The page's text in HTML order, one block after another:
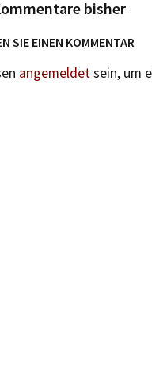
bisher
SIE EINEN KOMMENTAR
angemeldetsein, um